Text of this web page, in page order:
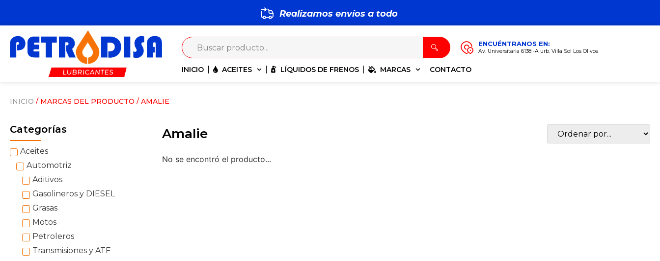
Realizamos envíos a todo SM
ENCUÉNTRANOS EN:
Av. Universitaria 6138 -A urb. Villa Sol Los Olivos
INICIO ACEITES LÍQUIDOS DE FRENOS MARCAS CONTACTO
INICIO / MARCAS DEL PRODUCTO / AMALIE
Categorías
Aceites
Automotriz
Aditivos
Gasolineros y DIESEL
Grasas
Motos
Petroleros
Transmisiones y ATF
Amalie
No se encontró el producto...